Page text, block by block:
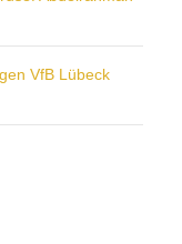
VfB Lübeck